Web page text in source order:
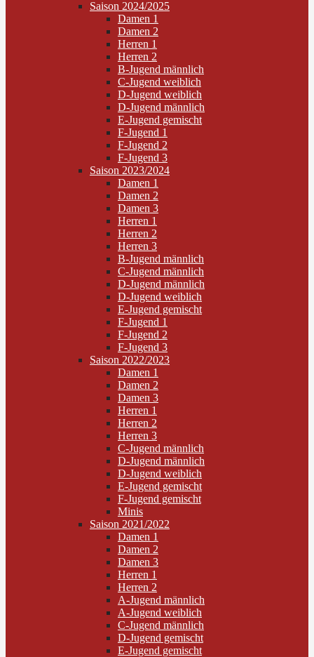
Saison 2024/2025
Damen 1
Damen 2
Herren 1
Herren 2
B-Jugend männlich
C-Jugend weiblich
D-Jugend weiblich
D-Jugend männlich
E-Jugend gemischt
F-Jugend 1
F-Jugend 2
F-Jugend 3
Saison 2023/2024
Damen 1
Damen 2
Damen 3
Herren 1
Herren 2
Herren 3
B-Jugend männlich
C-Jugend männlich
D-Jugend männlich
D-Jugend weiblich
E-Jugend gemischt
F-Jugend 1
F-Jugend 2
F-Jugend 3
Saison 2022/2023
Damen 1
Damen 2
Damen 3
Herren 1
Herren 2
Herren 3
C-Jugend männlich
D-Jugend männlich
D-Jugend weiblich
E-Jugend gemischt
F-Jugend gemischt
Minis
Saison 2021/2022
Damen 1
Damen 2
Damen 3
Herren 1
Herren 2
A-Jugend männlich
A-Jugend weiblich
C-Jugend männlich
D-Jugend gemischt
E-Jugend gemischt